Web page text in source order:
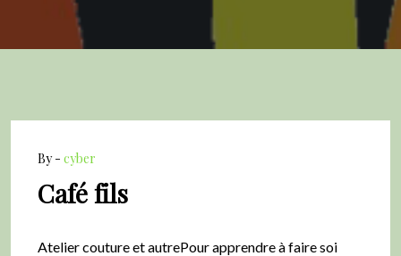
By - cyber
Café fils
Atelier couture et autrePour apprendre à faire soi